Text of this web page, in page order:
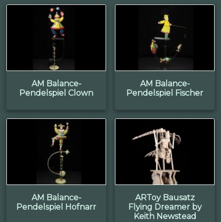
AM Balance-
Pendelspiel Clown
AM Balance-
Pendelspiel Fischer
AM Balance-
Pendelspiel Hofnarr
ARToy Bausatz
Flying Dreamer by
Keith Newstead